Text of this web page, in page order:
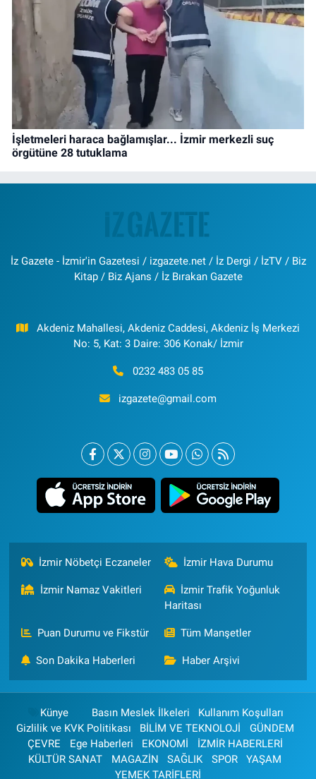
İşletmeleri haraca bağlamışlar... İzmir merkezli suç
örgütüne 28 tutuklama
İz Gazete - İzmir'in Gazetesi / izgazete.net / İz Dergi / İzTV / Biz
Kitap / Biz Ajans / İz Bırakan Gazete
Akdeniz Mahallesi, Akdeniz Caddesi, Akdeniz İş Merkezi
No: 5, Kat: 3 Daire: 306 Konak/ İzmir
0232 483 05 85
izgazete@gmail.com
İzmir Nöbetçi Eczaneler İzmir Hava Durumu
İzmir Namaz Vakitleri
İzmir Trafik Yoğunluk
Haritası
Puan Durumu ve Fikstür Tüm Manşetler
Son Dakika Haberleri Haber Arşivi
Künye Basın Meslek İlkeleri
Kullanım Koşulları
Gizlilik ve KVK Politikası
BİLİM VE TEKNOLOJİ
GÜNDEM
ÇEVRE
Ege Haberleri EKONOMİ
İZMİR HABERLERİ
KÜLTÜR SANAT
MAGAZİN SAĞLIK SPOR
YAŞAM
YEMEK TARİFLERİ